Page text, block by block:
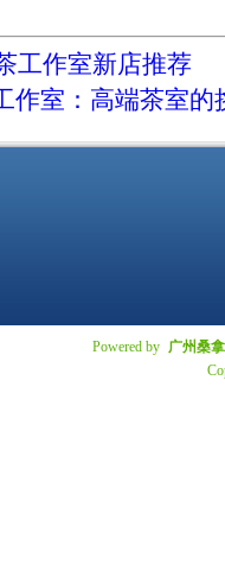
工作室新店推荐
作室：高端茶室的
Powered by 广州桑拿